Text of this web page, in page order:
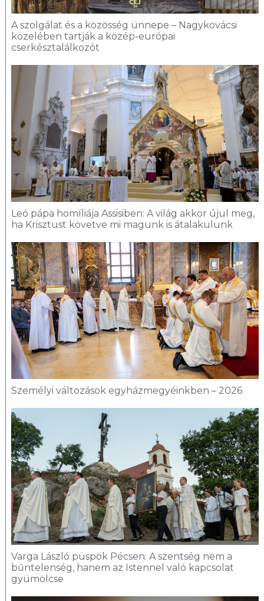
A szolgálat és a közösség ünnepe – Nagykovácsi
közelében tartják a közép-európai
cserkésztalálkozót
Leó pápa homíliája Assisiben: A világ akkor újul meg,
ha Krisztust követve mi magunk is átalakulunk
Személyi változások egyházmegyéinkben – 2026
Varga László püspök Pécsen: A szentség nem a
bűntelenség, hanem az Istennel való kapcsolat
gyümölcse